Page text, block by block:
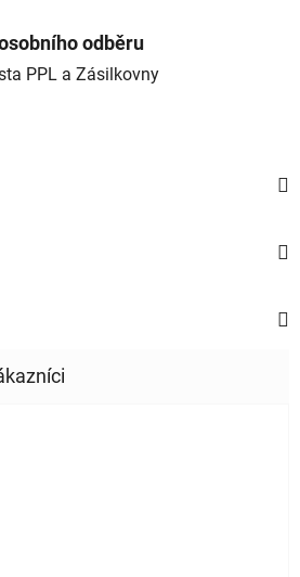
odběru
PPL a Zásilkovny
5 z 5 hvězdiček.
5 z 5 hvězdiček.